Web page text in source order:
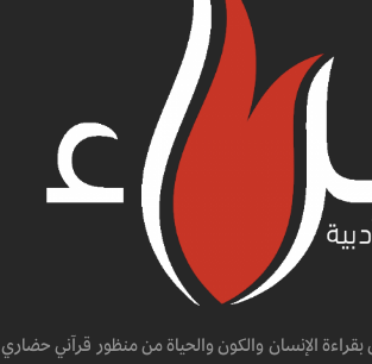
الإنسان والكون والحياة من منظور قرآني حضاري